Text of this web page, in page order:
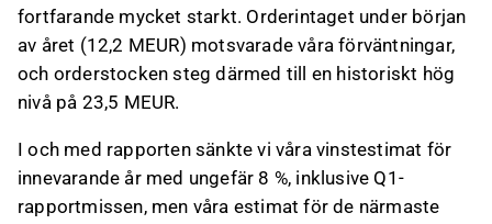
fortfarande mycket starkt. Orderintaget under början
av året (12,2 MEUR) motsvarade våra förväntningar,
och orderstocken steg därmed till en historiskt hög
nivå på 23,5 MEUR.
I och med rapporten sänkte vi våra vinstestimat för
innevarande år med ungefär 8 %, inklusive Q1-
rapportmissen, men våra estimat för de närmaste